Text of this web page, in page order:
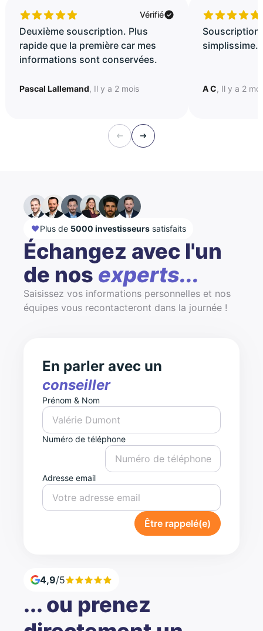
Vérifié
Deuxième souscription. Plus
rapide que la première car mes
informations sont conservées.
Pascal Lallemand, Il y a 2 mois
Souscription
A C, Il y a 2
Plus de 5000 investisseurs satisfaits
Échangez avec l'un
de nos experts...
Saisissez vos informations personnelles et nos
équipes vous recontacteront dans la journée !
En parler avec un
conseiller
Prénom & Nom
Numéro de téléphone
Adresse email
Être rappelé(e)
4,9/5
... ou prenez